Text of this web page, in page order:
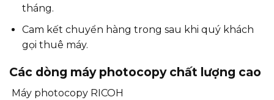
tháng.
Cam kết chuyển hàng trong sau khi quý khách
gọi thuê máy.
Các dòng máy photocopy chất lượng cao
Máy photocopy RICOH